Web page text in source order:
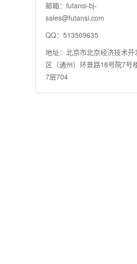
邮箱：futansi-bj-
sales@futansi.com
QQ：513509635
地址：北京市北京经济技术开
区（通州）环景路18号院7号
7层704